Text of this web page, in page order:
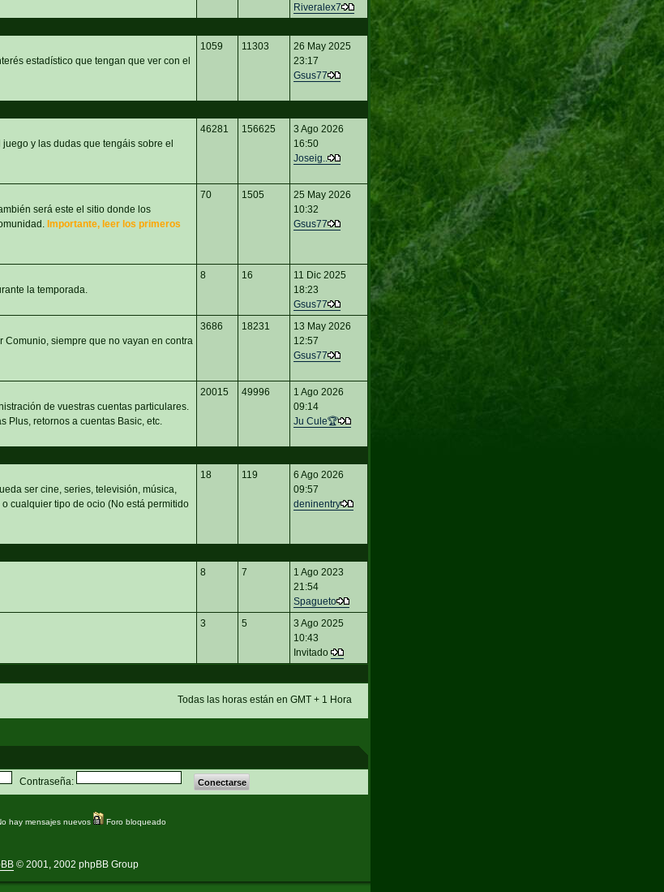
Riveralex7
estadístico que tengan que ver con el
1059 11303
26 May 2025
23:17
Gsus77
y las dudas que tengáis sobre el
46281 156625
3 Ago 2026
16:50
Joseig..
será este el sitio donde los
Importante, leer los primeros
70 1505
25 May 2026
10:32
Gsus77
la temporada.
8 16
11 Dic 2025
18:23
Gsus77
siempre que no vayan en contra
3686 18231
13 May 2026
12:57
Gsus77
de vuestras cuentas particulares.
Plus, retornos a cuentas Basic, etc.
20015 49996
1 Ago 2026
09:14
Ju Cule🏆
ser cine, series, televisión, música,
cualquier tipo de ocio (No está permitido
18 119
6 Ago 2026
09:57
deninentry
8 7
1 Ago 2023
21:54
Spagueto
3 5
3 Ago 2025
10:43
Invitado
Todas las horas están en GMT + 1 Hora
Contraseña:
hay mensajes nuevos Foro bloqueado
© 2001, 2002 phpBB Group